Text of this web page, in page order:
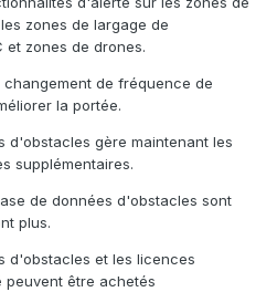
zones de largage de
et zones de drones.
de fréquence de
la portée.
d'obstacles gère maintenant les
supplémentaires.
de données d'obstacles sont
plus.
d'obstacles et les licences
être achetés